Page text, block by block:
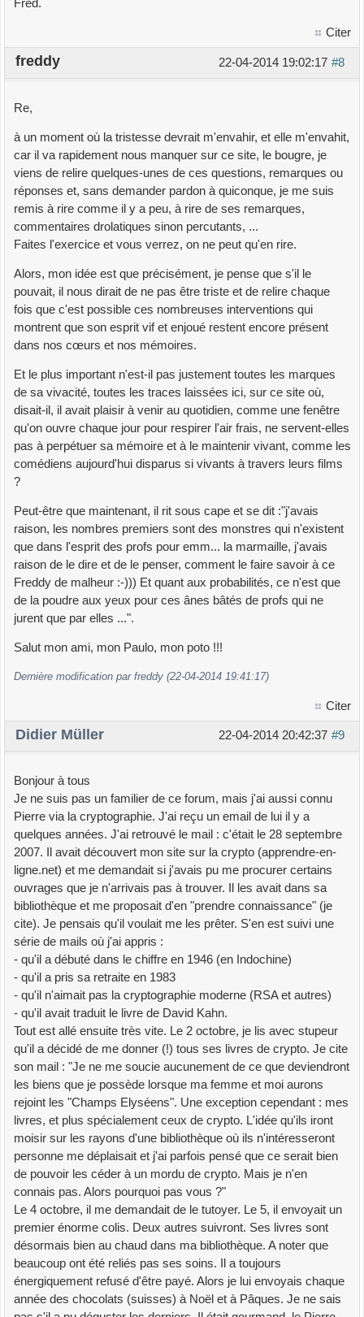
Fred.
Citer
#8
22-04-2014 19:02:17
freddy
Re,
à un moment où la tristesse devrait m'envahir, et elle m'envahit,
car il va rapidement nous manquer sur ce site, le bougre, je
viens de relire quelques-unes de ces questions, remarques ou
réponses et, sans demander pardon à quiconque, je me suis
remis à rire comme il y a peu, à rire de ses remarques,
commentaires drolatiques sinon percutants, ...
Faites l'exercice et vous verrez, on ne peut qu'en rire.
Alors, mon idée est que précisément, je pense que s'il le
pouvait, il nous dirait de ne pas être triste et de relire chaque
fois que c'est possible ces nombreuses interventions qui
montrent que son esprit vif et enjoué restent encore présent
dans nos cœurs et nos mémoires.
Et le plus important n'est-il pas justement toutes les marques
de sa vivacité, toutes les traces laissées ici, sur ce site où,
disait-il, il avait plaisir à venir au quotidien, comme une fenêtre
qu'on ouvre chaque jour pour respirer l'air frais, ne servent-elles
pas à perpétuer sa mémoire et à le maintenir vivant, comme les
comédiens aujourd'hui disparus si vivants à travers leurs films
?
Peut-être que maintenant, il rit sous cape et se dit :"j'avais
raison, les nombres premiers sont des monstres qui n'existent
que dans l'esprit des profs pour emm... la marmaille, j'avais
raison de le dire et de le penser, comment le faire savoir à ce
Freddy de malheur :-))) Et quant aux probabilités, ce n'est que
de la poudre aux yeux pour ces ânes bâtés de profs qui ne
jurent que par elles ...".
Salut mon ami, mon Paulo, mon poto !!!
Dernière modification par freddy (22-04-2014 19:41:17)
Citer
#9
22-04-2014 20:42:37
Didier Müller
Bonjour à tous
Je ne suis pas un familier de ce forum, mais j'ai aussi connu
Pierre via la cryptographie. J'ai reçu un email de lui il y a
quelques années. J'ai retrouvé le mail : c'était le 28 septembre
2007. Il avait découvert mon site sur la crypto (apprendre-en-
ligne.net) et me demandait si j'avais pu me procurer certains
ouvrages que je n'arrivais pas à trouver. Il les avait dans sa
bibliothèque et me proposait d'en "prendre connaissance" (je
cite). Je pensais qu'il voulait me les prêter. S'en est suivi une
série de mails où j'ai appris :
- qu'il a débuté dans le chiffre en 1946 (en Indochine)
- qu'il a pris sa retraite en 1983
- qu'il n'aimait pas la cryptographie moderne (RSA et autres)
- qu'il avait traduit le livre de David Kahn.
Tout est allé ensuite très vite. Le 2 octobre, je lis avec stupeur
qu'il a décidé de me donner (!) tous ses livres de crypto. Je cite
son mail : "Je ne me soucie aucunement de ce que deviendront
les biens que je possède lorsque ma femme et moi aurons
rejoint les "Champs Elyséens". Une exception cependant : mes
livres, et plus spécialement ceux de crypto. L'idée qu'ils iront
moisir sur les rayons d'une bibliothèque où ils n'intéresseront
personne me déplaisait et j'ai parfois pensé que ce serait bien
de pouvoir les céder à un mordu de crypto. Mais je n'en
connais pas. Alors pourquoi pas vous ?"
Le 4 octobre, il me demandait de le tutoyer. Le 5, il envoyait un
premier énorme colis. Deux autres suivront. Ses livres sont
désormais bien au chaud dans ma bibliothèque. A noter que
beaucoup ont été reliés pas ses soins. Il a toujours
énergiquement refusé d'être payé. Alors je lui envoyais chaque
année des chocolats (suisses) à Noël et à Pâques. Je ne sais